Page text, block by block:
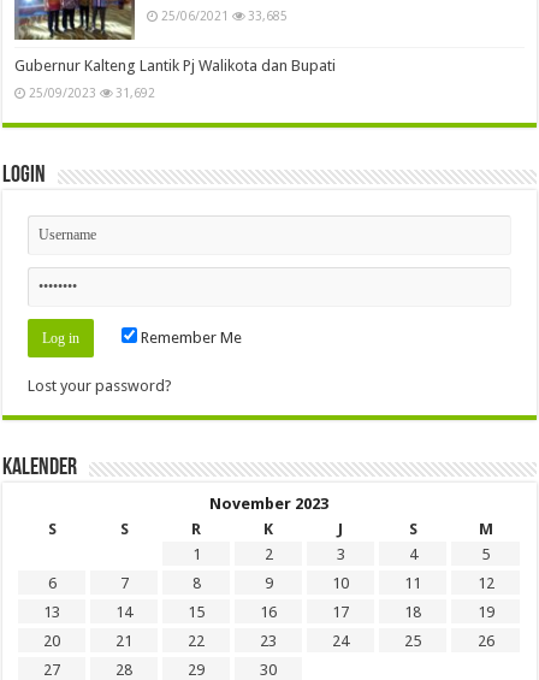
25/06/2021 33,685
Gubernur Kalteng Lantik Pj Walikota dan Bupati
25/09/2023 31,692
Login
Remember Me
Lost your password?
Kalender
November 2023
S
S R K J S
M
1
2 3 4
5
6
7 8 9 10 11
12
13
14 15 16 17 18
19
20
21 22 23 24 25
26
27
28 29
30